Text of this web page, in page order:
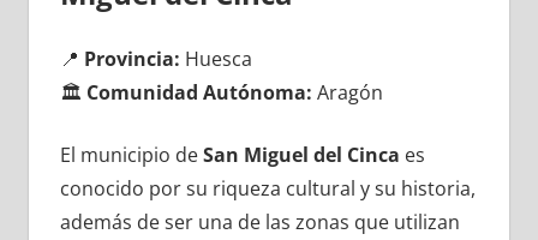
📍 Provincia: Huesca
🏛️ Comunidad Autónoma: Aragón
El municipio dеSan Miguel del Cinca es
conocido pοr su riqueza cultural у su historia,
además dе ser una dе las zonas quе utilizan